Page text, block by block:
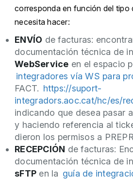
corresponda en función del tipo
necesita hacer:
ENVÍO de facturas:
documentación técnica de
WebService en el espacio
integradores vía WS para
FACT. https://suport-
integradors.aoc.cat/hc/es/
indicando que desea pasar
y haciendo referencia al
dieron los permisos a
RECEPCIÓN de facturas:
documentación técnica de
sFTP en la guía de